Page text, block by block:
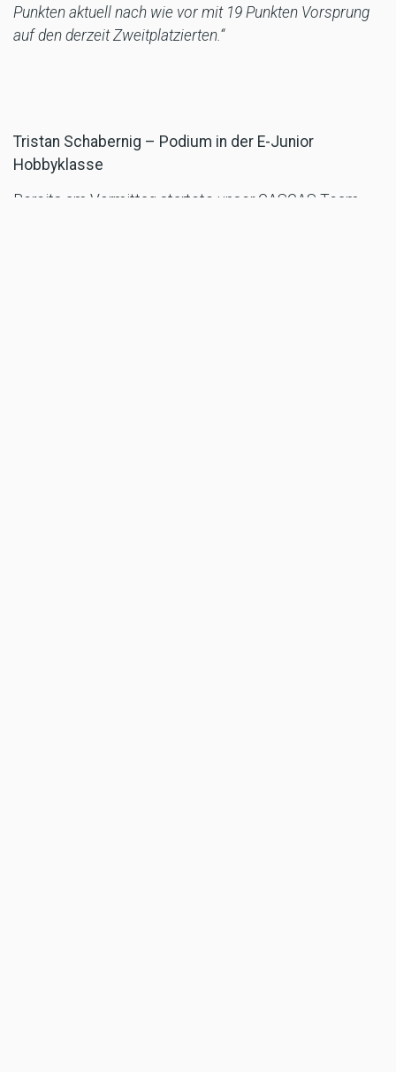
Punkten aktuell nach wie vor mit 19 Punkten Vorsprung
auf den derzeit Zweitplatzierten.“
Tristan Schabernig – Podium in der E-Junior
Hobbyklasse
Bereits am Vormittag startete unser GASGAS Team